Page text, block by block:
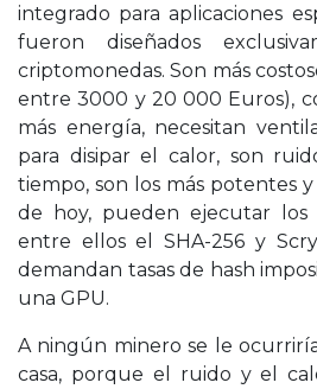
integrado para aplicaciones
fueron diseñados
criptomonedas. Son más
entre 3000 y 20 000 Euros),
más energía, necesitan
para disipar el calor, son
tiempo, son los más potentes
de hoy, pueden ejecutar los
entre ellos el SHA-256 y
demandan tasas de hash
una GPU.
A ningún minero se le
casa, porque el ruido y el